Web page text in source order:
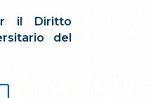
il Diritto
del